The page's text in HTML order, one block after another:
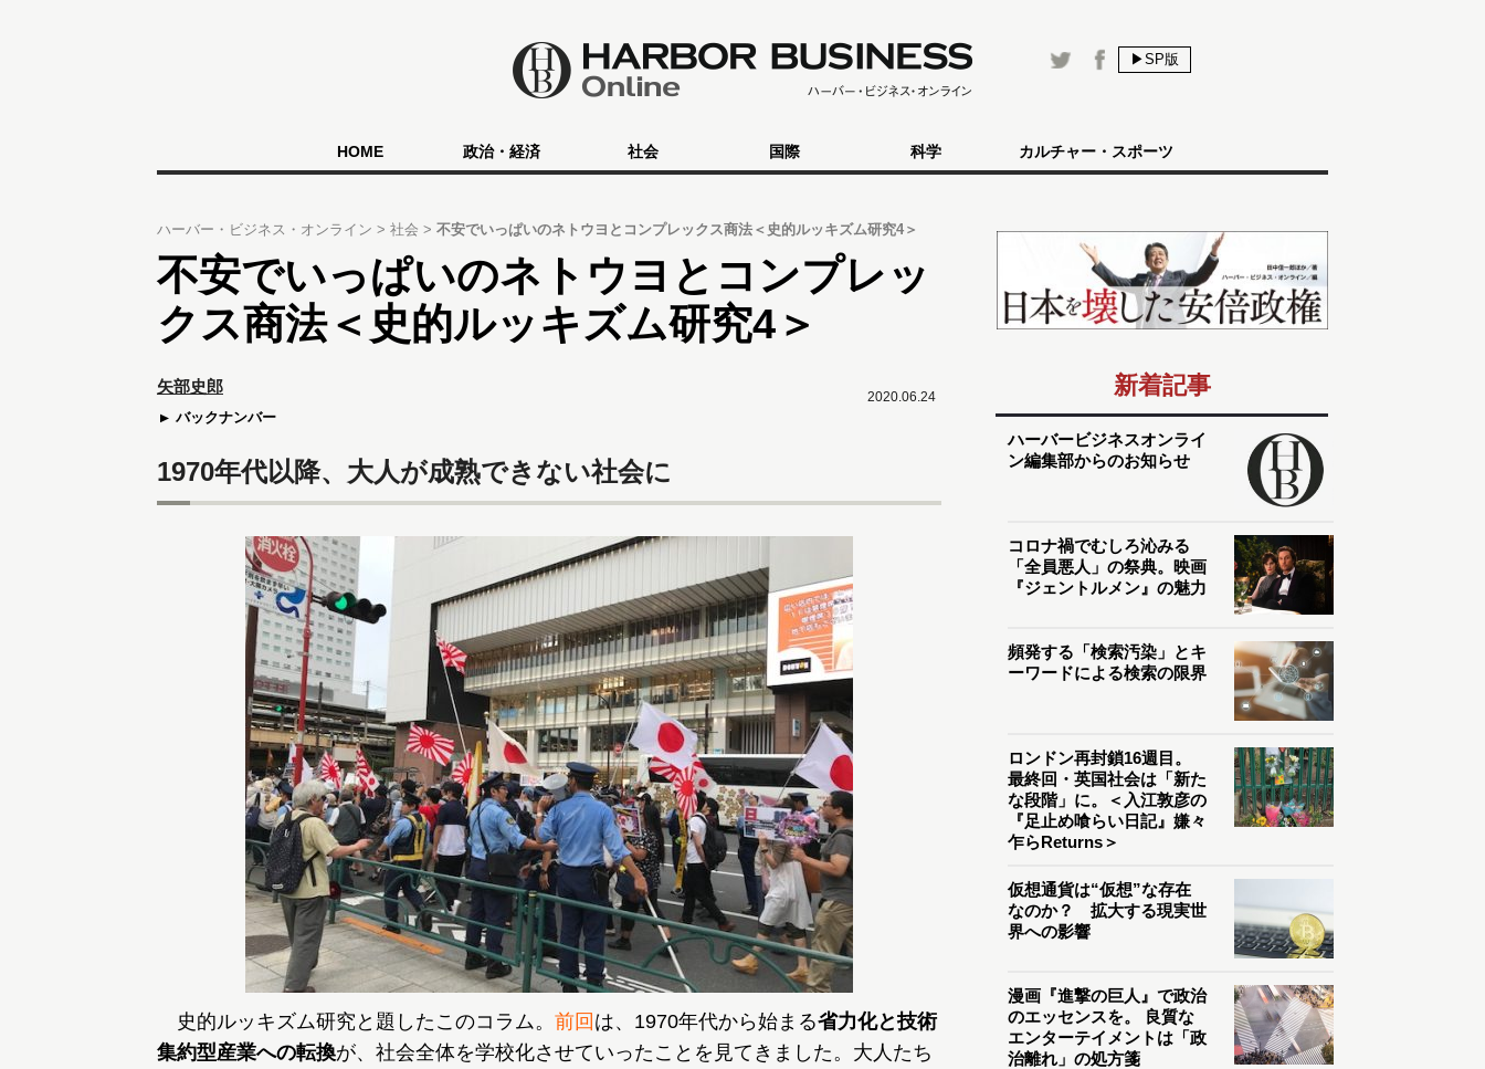
▶SP版
HOME 政治・経済 社会 国際 科学 カルチャー・スポーツ
ハーバー・ビジネス・オンライン 社会 不安でいっぱいのネトウヨとコンプレックス商法＜史的ルッキズム研究4＞
不安でいっぱいのネトウヨとコンプレッ
クス商法＜史的ルッキズム研究4＞
2020.06.24
矢部史郎
バックナンバー
1970年代以降、大人が成熟できない社会に
史的ルッキズム研究と題したこのコラム。 前回 は、1970年代から始まる省力化と技術
集約型産業への転換が、社会全体を学校化させていったことを見てきました。大人たち
新着記事
ハーバービジネスオンライ
ン編集部からのお知らせ
コロナ禍でむしろ沁みる
「全員悪人」の祭典。映画
『ジェントルメン』の魅力
頻発する「検索汚染」とキ
ーワードによる検索の限界
ロンドン再封鎖16週目。
最終回・英国社会は「新た
な段階」に。＜入江敦彦の
『足止め喰らい日記』嫌々
乍らReturns＞
仮想通貨は“仮想”な存在
なのか？ 拡大する現実世
界への影響
漫画『進撃の巨人』で政治
のエッセンスを。 良質な
エンターテイメントは「政
治離れ」の処方箋